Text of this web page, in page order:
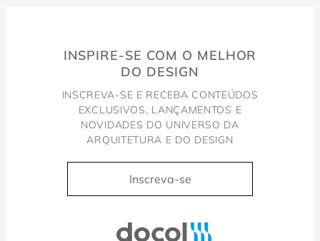
INSPIRE-SE COM O MELHOR
DO DESIGN
INSCREVA-SE E RECEBA CONTEÚDOS
EXCLUSIVOS, LANÇAMENTOS E
NOVIDADES DO UNIVERSO DA
ARQUITETURA E DO DESIGN
Inscreva-se